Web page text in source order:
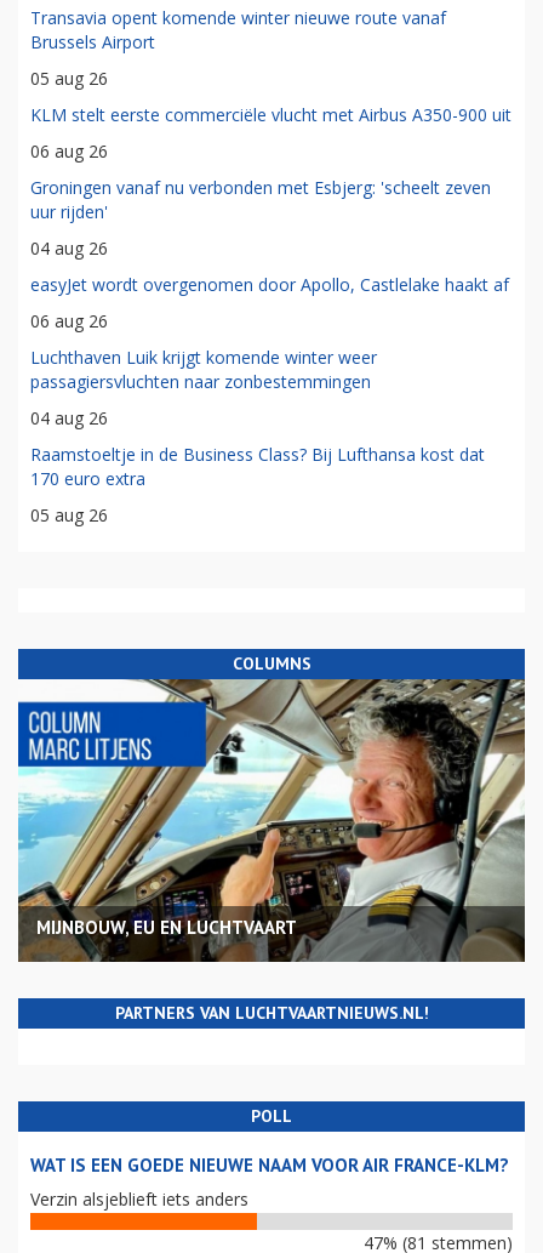
Transavia opent komende winter nieuwe route vanaf
Brussels Airport
05 aug 26
KLM stelt eerste commerciële vlucht met Airbus A350-900 uit
06 aug 26
Groningen vanaf nu verbonden met Esbjerg: 'scheelt zeven
uur rijden'
04 aug 26
easyJet wordt overgenomen door Apollo, Castlelake haakt af
06 aug 26
Luchthaven Luik krijgt komende winter weer
passagiersvluchten naar zonbestemmingen
04 aug 26
Raamstoeltje in de Business Class? Bij Lufthansa kost dat
170 euro extra
05 aug 26
COLUMNS
MIJNBOUW, EU EN LUCHTVAART
PARTNERS VAN LUCHTVAARTNIEUWS.NL!
POLL
WAT IS EEN GOEDE NIEUWE NAAM VOOR AIR FRANCE-KLM?
Verzin alsjeblieft iets anders
47% (81 stemmen)